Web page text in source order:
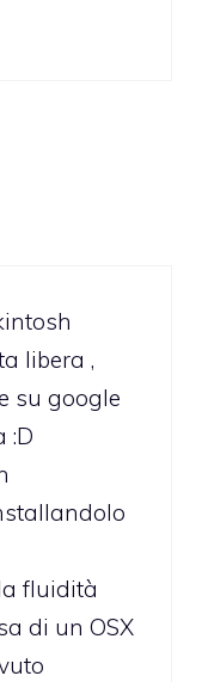
libera ,
su google
:D
fluidità
di un OSX